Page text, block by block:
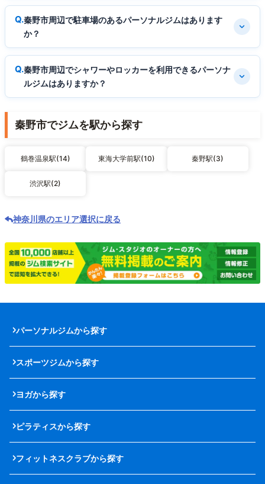
秦野市周辺で駐車場のあるパーソナルジムはあります
か？
秦野市周辺でシャワーやロッカーを利用できるパーソナ
ルジムはありますか？
秦野市でジムを駅から探す
鶴巻温泉駅(14) 東海大学前駅(10) 秦野駅(3)
渋沢駅(2)
神奈川県のエリア選択に戻る
パーソナルジムから探す
スポーツジムから探す
ヨガから探す
ピラティスから探す
フィットネスクラブから探す